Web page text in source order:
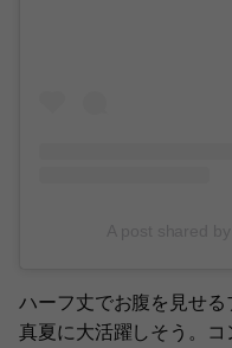
ハーフ丈でお腹を見せ
真夏に大活躍しそう。